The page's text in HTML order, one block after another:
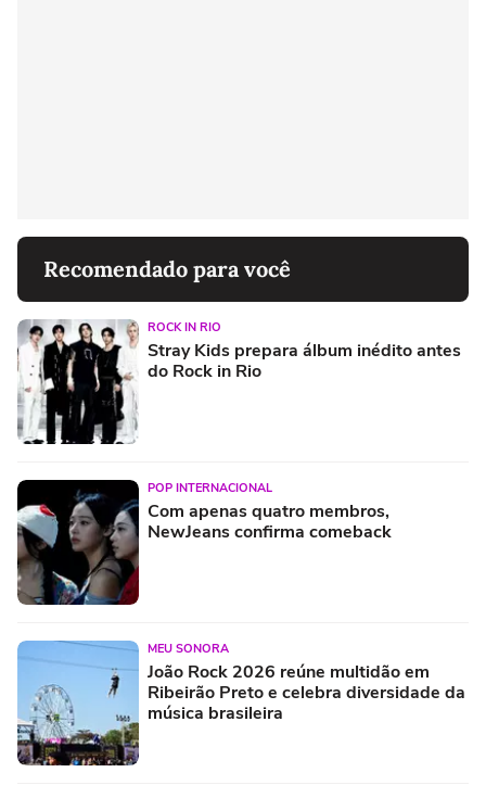
Recomendado para você
ROCK IN RIO
Stray Kids prepara álbum inédito antes
do Rock in Rio
POP INTERNACIONAL
Com apenas quatro membros,
NewJeans confirma comeback
MEU SONORA
João Rock 2026 reúne multidão em
Ribeirão Preto e celebra diversidade da
música brasileira